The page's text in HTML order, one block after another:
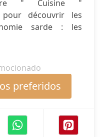
" Cuisine "
découvrir les
sarde : les
preferidos